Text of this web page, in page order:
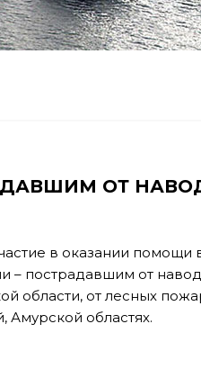
ОТ
в оказании помощи
– пострадавшим от
области, от лесных
областях.